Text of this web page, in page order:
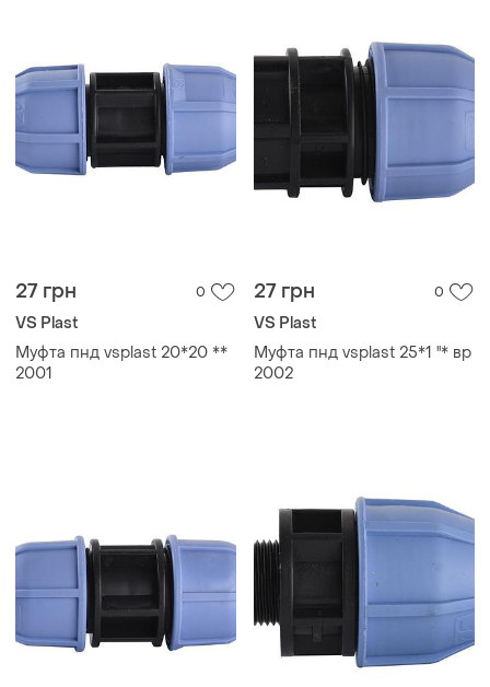
27 грн 0
VS Plast
Муфта пнд vsplast 20*20 **
2001
27 грн 0
VS Plast
Муфта пнд vsplast 25*1 ''* вр
2002